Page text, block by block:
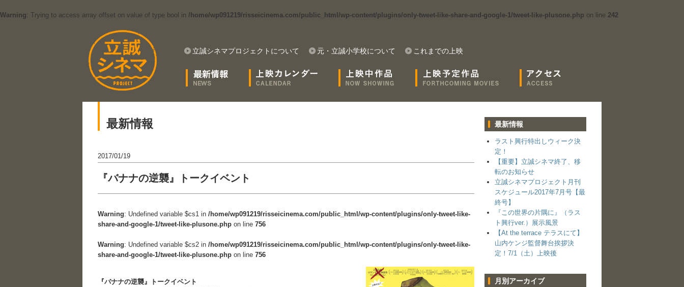
Warning: Trying to access array offset on value of type bool in /home/wp091219/risseicinema.com/public_html/wp-content/plugins/only-tweet-like-share-and-google-1/tweet-like-plusone.php on line 242
立誠シネマプロジェクトについて 元・立誠小学校について これまでの上映
最新情報
2017/01/19
『バナナの逆襲』トークイベント
Warning: Undefined variable $cs1 in /home/wp091219/risseicinema.com/public_html/wp-content/plugins/only-tweet-like-
share-and-google-1/tweet-like-plusone.php on line 756
Warning: Undefined variable $cs2 in /home/wp091219/risseicinema.com/public_html/wp-content/plugins/only-tweet-like-
share-and-google-1/tweet-like-plusone.php on line 756
『バナナの逆襲』トークイベント
最新情報
ラスト興行特出しウィーク決
定！
【重要】立誠シネマ終了、移
転のお知らせ
立誠シネマプロジェクト月刊
スケジュール2017年7月号【最
終号】
『この世界の片隅に』（ラス
ト興行ver.）展示風景
【At the terrace テラスにて】
山内ケンジ監督舞台挨拶決
定！7/1（土）上映後
月別アーカイブ